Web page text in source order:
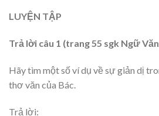
LUYỆN TẬP
Trả lời câu 1 (trang 55 sgk Ngữ
Hãy tìm một số ví dụ về sự giản dị
thơ văn của Bác.
Trả lời: